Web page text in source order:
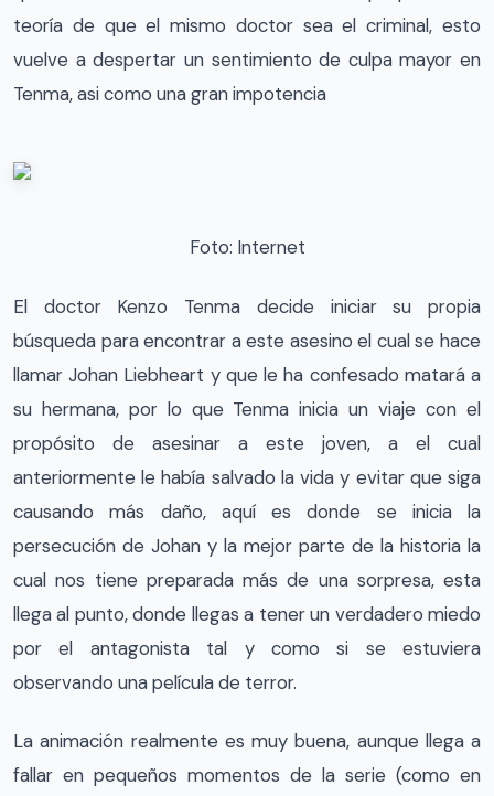
teoría de que el mismo doctor sea el criminal, esto
vuelve a despertar un sentimiento de culpa mayor en
Tenma, asi como una gran impotencia
Foto: Internet
El doctor Kenzo Tenma decide iniciar su propia
búsqueda para encontrar a este asesino el cual se hace
llamar Johan Liebheart y que le ha confesado matará a
su hermana, por lo que Tenma inicia un viaje con el
propósito de asesinar a este joven, a el cual
anteriormente le había salvado la vida y evitar que siga
causando más daño, aquí es donde se inicia la
persecución de Johan y la mejor parte de la historia la
cual nos tiene preparada más de una sorpresa, esta
llega al punto, donde llegas a tener un verdadero miedo
por el antagonista tal y como si se estuviera
observando una película de terror.
La animación realmente es muy buena, aunque llega a
fallar en pequeños momentos de la serie (como en